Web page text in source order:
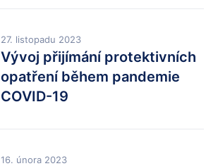
27. listopadu 2023
Vývoj přijímání protektivních
opatření během pandemie
COVID-19
16. února 2023